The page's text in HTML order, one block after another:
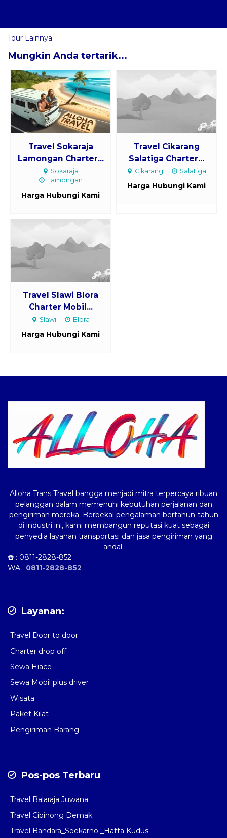
Tour Lainnya
Mungkin Anda tertarik...
Travel Sokaraja
Lamongan Charter...
Sokaraja
Lamongan
Harga Hubungi Kami
Travel Cikarang
Salatiga Charter...
Cikarang Salatiga
Harga Hubungi Kami
Travel Slawi Blora
Charter Mobil...
Slawi Blora
Harga Hubungi Kami
Alloha Trans Travel bangga menjadi mitra terpercaya ribuan
pelanggan dalam memenuhi kebutuhan perjalanan dan
pengiriman mereka. Berbekal pengalaman bertahun-tahun
di industri ini, kami membangun reputasi kuat sebagai
penyedia layanan transportasi dan jasa pengiriman yang
andal.
☎️ : 0811-2828-852
WA : 0811-2828-852
Layanan:
Travel Door to door
Charter drop off
Sewa Hiace
Sewa Mobil plus driver
Wisata
Paket Kilat
Pengiriman Barang
Pos-pos Terbaru
Travel Balaraja Juwana
Travel Cibinong Demak
Travel Bandara_Soekarno _Hatta Kudus